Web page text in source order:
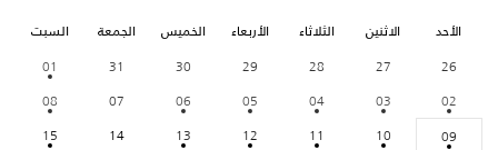
الأحد الاثنين الثلاثاء الأربعاء الخميس الجمعة السبت
26
27
28
29
30
31
01
02
03
04
05
06
07
08
09
10
11
12
13
14
15